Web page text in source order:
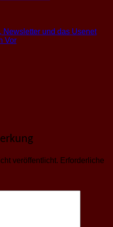
und das Usenet
Vor
veröffentlicht. Erforderliche